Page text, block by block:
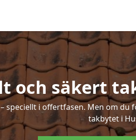
och säkert
speciellt i offertfasen. Men om
takbytet i